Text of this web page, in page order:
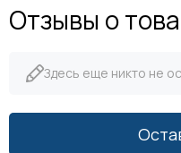
Отзывы о
Здесь еще никто не